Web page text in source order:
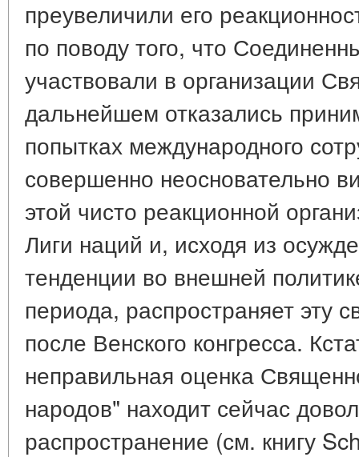
преувеличили его
по поводу того, что
участвовали в организации
дальнейшем отказались
попытках международного
совершенно неосновательно
этой чисто реакционной
Лиги наций и, исходя из
тенденции во внешней
периода, распространяет эту
после Венского конгресса.
неправильная оценка
народов" находит сейчас
распространение (см. книгу